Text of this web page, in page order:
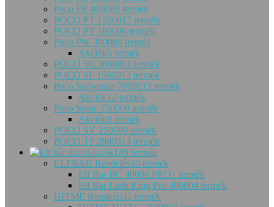
Poco FR 800009 termék
POCO PT 1200017 termék
POCO PT 180006 termék
Poco PW 380005 termék
Akciók5 termék
POCO SC 3000011 termék
POCO SL 1500012 termék
Poco Snowman 7000012 termék
Akciók12 termék
Poco Stone 750008 termék
Akciók8 termék
POCO SV 250009 termék
POCO TP 2000014 termék
Akciók149 termék
ELFBAR Rendelés10 termék
Elf Bar BC 40000 PRO1 termék
Elf Bar Lush King Pro 400004 termék
HITME Rendelés11 termék